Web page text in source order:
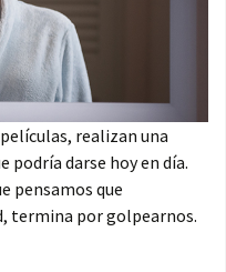
realizan una
podría darse hoy en día.
pensamos que
termina por golpearnos.